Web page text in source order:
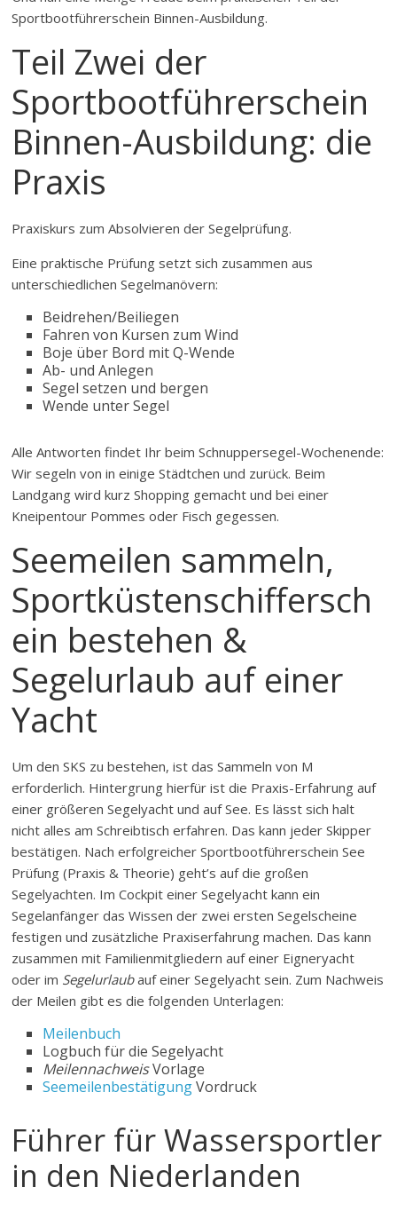
Sportbootführerschein Binnen-Ausbildung.
Teil Zwei der
Sportbootführerschein
Binnen-Ausbildung: die
Praxis
Praxiskurs zum Absolvieren der Segelprüfung.
Eine praktische Prüfung setzt sich zusammen aus
unterschiedlichen Segelmanövern:
Beidrehen/Beiliegen
Fahren von Kursen zum Wind
Boje über Bord mit Q-Wende
Ab- und Anlegen
Segel setzen und bergen
Wende unter Segel
Alle Antworten findet Ihr beim Schnuppersegel-Wochenende:
Wir segeln von in einige Städtchen und zurück. Beim
Landgang wird kurz Shopping gemacht und bei einer
Kneipentour Pommes oder Fisch gegessen.
Seemeilen sammeln,
Sportküstenschiffersch
ein bestehen &
Segelurlaub auf einer
Yacht
Um den SKS zu bestehen, ist das Sammeln von M
erforderlich. Hintergrung hierfür ist die Praxis-Erfahrung auf
einer größeren Segelyacht und auf See. Es lässt sich halt
nicht alles am Schreibtisch erfahren. Das kann jeder Skipper
bestätigen. Nach erfolgreicher Sportbootführerschein See
Prüfung (Praxis & Theorie) geht’s auf die großen
Segelyachten. Im Cockpit einer Segelyacht kann ein
Segelanfänger das Wissen der zwei ersten Segelscheine
festigen und zusätzliche Praxiserfahrung machen. Das kann
zusammen mit Familienmitgliedern auf einer Eigneryacht
oder im Segelurlaubauf einer Segelyacht sein. Zum Nachweis
der Meilen gibt es die folgenden Unterlagen:
Meilenbuch
Logbuch für die Segelyacht
MeilennachweisVorlage
SeemeilenbestätigungVordruck
Führer für Wassersportler
in den Niederlanden